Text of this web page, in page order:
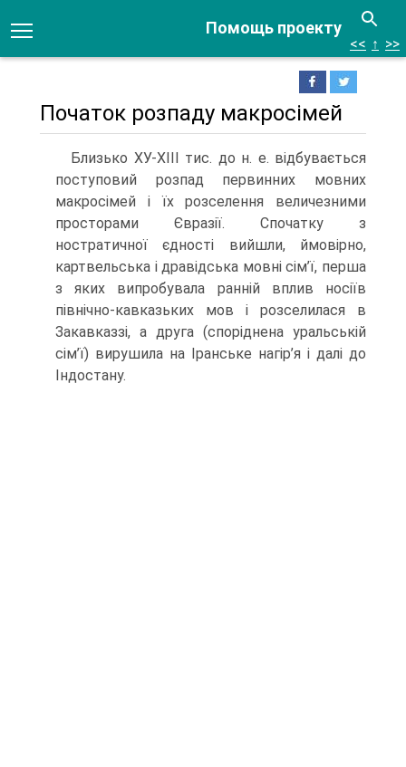
Помощь проекту
<< ↑ >>
Початок розпаду макросімей
Близько ХУ-ХІІІ тис. до н. е. відбувається
поступовий розпад первинних мовних
макросімей і їх розселення величезними
просторами Євразії. Спочат­ку з
ностратичної єдності вийшли, ймовірно,
картвельська і дравідська мовні сім’ї, перша
з яких випробувала ранній вплив носіїв
північно-кавказьких мов і розселилася в
Закавказзі, а друга (споріднена уральській
сім’ї) вирушила на Іранське нагір’я і далі до
Індостану.